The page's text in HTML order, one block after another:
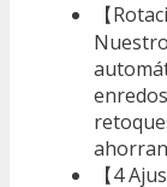
【
【4